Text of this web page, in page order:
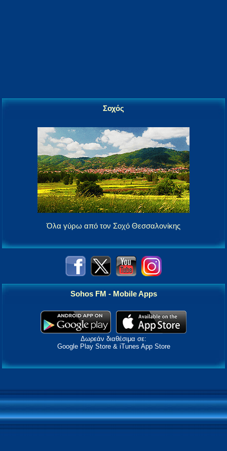
Σοχός
Όλα γύρω από τον Σοχό Θεσσαλονίκης
Sohos FM - Mobile Apps
Δωρεάν διαθέσιμα σε:
Google Play Store & iTunes App Store